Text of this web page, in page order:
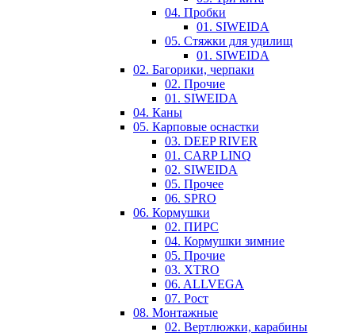
04. Пробки
01. SIWEIDA
05. Стяжки для удилищ
01. SIWEIDA
02. Багорики, черпаки
02. Прочие
01. SIWEIDA
04. Каны
05. Карповые оснастки
03. DEEP RIVER
01. CARP LINQ
02. SIWEIDA
05. Прочее
06. SPRO
06. Кормушки
02. ПИРС
04. Кормушки зимние
05. Прочие
03. XTRO
06. ALLVEGA
07. Рост
08. Монтажные
02. Вертлюжки, карабины